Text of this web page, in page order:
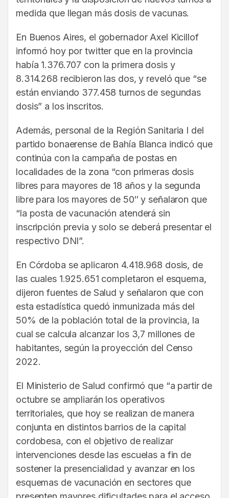
medida que llegan más dosis de vacunas.
En Buenos Aires, el gobernador Axel Kicillof
informó hoy por twitter que en la provincia
había 1.376.707 con la primera dosis y
8.314.268 recibieron las dos, y reveló que “se
están enviando 377.458 turnos de segundas
dosis” a los inscritos.
Además, personal de la Región Sanitaria I del
partido bonaerense de Bahía Blanca indicó que
continúa con la campaña de postas en
localidades de la zona “con primeras dosis
libres para mayores de 18 años y la segunda
libre para los mayores de 50″ y señalaron que
“la posta de vacunación atenderá sin
inscripción previa y solo se deberá presentar el
respectivo DNI”.
En Córdoba se aplicaron 4.418.968 dosis, de
las cuales 1.925.651 completaron el esquema,
dijeron fuentes de Salud y señalaron que con
esta estadística quedó inmunizada más del
50% de la población total de la provincia, la
cual se calcula alcanzar los 3,7 millones de
habitantes, según la proyección del Censo
2022.
El Ministerio de Salud confirmó que “a partir de
octubre se ampliarán los operativos
territoriales, que hoy se realizan de manera
conjunta en distintos barrios de la capital
cordobesa, con el objetivo de realizar
intervenciones desde las escuelas a fin de
sostener la presencialidad y avanzar en los
esquemas de vacunación en sectores que